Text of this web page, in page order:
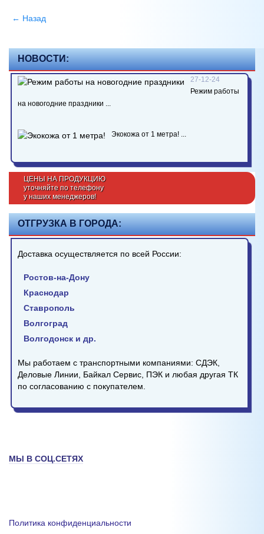
НОВОСТИ:
27-12-24
Режим работы
на новогодние праздники ...
Экокожа от 1 метра! ...
ЦЕНЫ НА ПРОДУКЦИЮ
уточняйте по телефону
у наших менеджеров!
ОТГРУЗКА В ГОРОДА:
Доставка осуществляется по всей России:
Ростов-на-Дону
Краснодар
Ставрополь
Волгоград
Волгодонск и др.
Мы работаем с транспортными компаниями: СДЭК,
Деловые Линии, Байкал Сервис, ПЭК и любая другая ТК
по согласованию с покупателем.
МЫ В СОЦ.СЕТЯХ
Политика конфиденциальности
← Назад